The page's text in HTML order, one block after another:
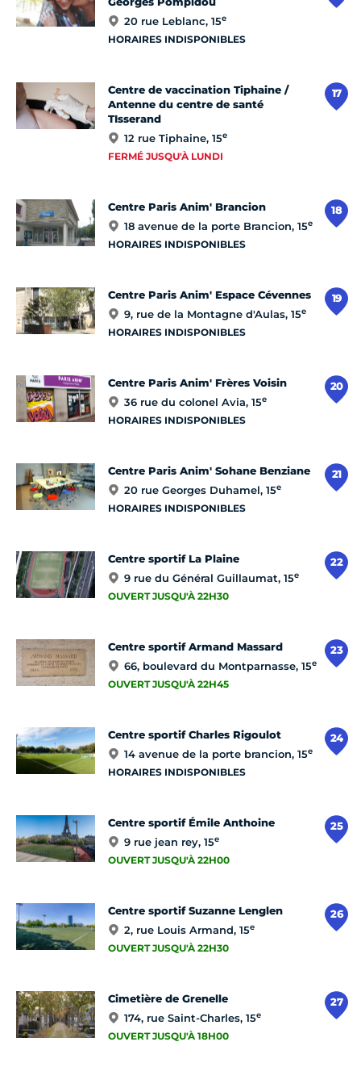
20 rue Leblanc, 15e
HORAIRES INDISPONIBLES
17
Centre de vaccination Tiphaine /
Antenne du centre de santé
TIsserand
12 rue Tiphaine, 15e
FERMÉ JUSQU'À LUNDI
18
Centre Paris Anim' Brancion
18 avenue de la porte Brancion, 15e
HORAIRES INDISPONIBLES
19
Centre Paris Anim' Espace Cévennes
9, rue de la Montagne d'Aulas, 15e
HORAIRES INDISPONIBLES
20
Centre Paris Anim' Frères Voisin
36 rue du colonel Avia, 15e
HORAIRES INDISPONIBLES
21
Centre Paris Anim' Sohane Benziane
20 rue Georges Duhamel, 15e
HORAIRES INDISPONIBLES
22
Centre sportif La Plaine
9 rue du Général Guillaumat, 15e
OUVERT JUSQU'À 22H30
23
Centre sportif Armand Massard
66, boulevard du Montparnasse, 15e
OUVERT JUSQU'À 22H45
24
Centre sportif Charles Rigoulot
14 avenue de la porte brancion, 15e
HORAIRES INDISPONIBLES
25
Centre sportif Émile Anthoine
9 rue jean rey, 15e
OUVERT JUSQU'À 22H00
26
Centre sportif Suzanne Lenglen
2, rue Louis Armand, 15e
OUVERT JUSQU'À 22H30
27
Cimetière de Grenelle
174, rue Saint-Charles, 15e
OUVERT JUSQU'À 18H00